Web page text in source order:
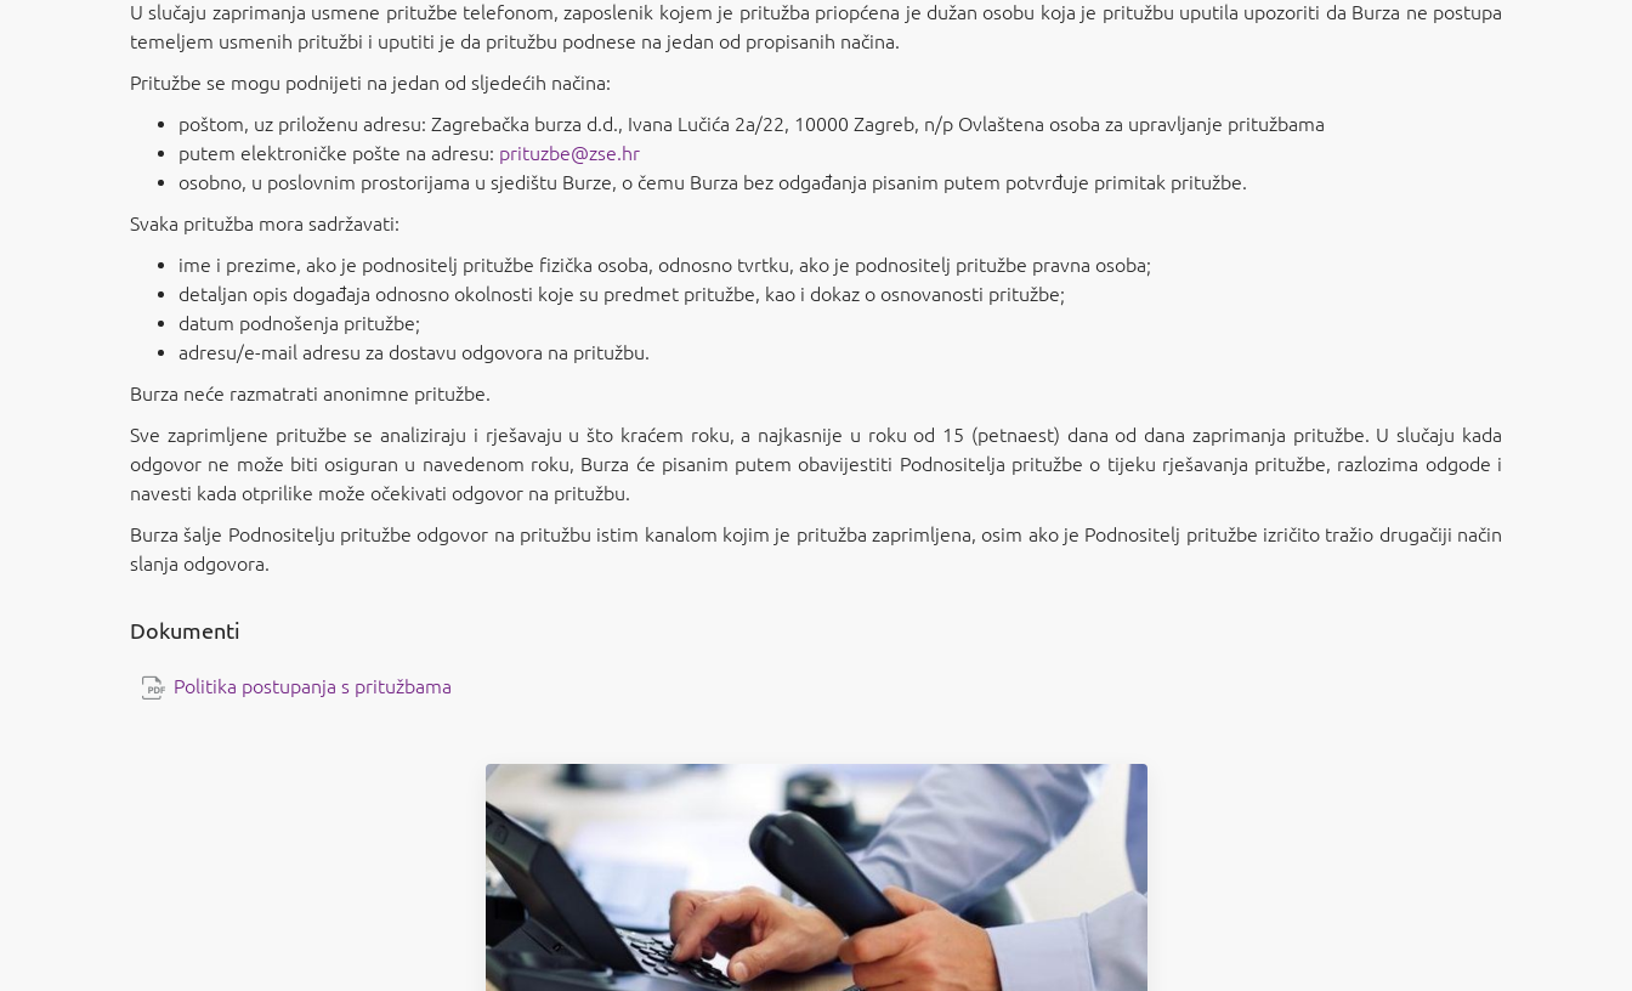
U slučaju zaprimanja usmene pritužbe telefonom, zaposlenik kojem je pritužba priopćena je dužan osobu koja je pritužbu uputila upozoriti da Burza ne postupa
temeljem usmenih pritužbi i uputiti je da pritužbu podnese na jedan od propisanih načina.
Pritužbe se mogu podnijeti na jedan od sljedećih načina:
poštom, uz priloženu adresu: Zagrebačka burza d.d., Ivana Lučića 2a/22, 10000 Zagreb, n/p Ovlaštena osoba za upravljanje pritužbama
putem elektroničke pošte na adresu: prituzbe@zse.hr
osobno, u poslovnim prostorijama u sjedištu Burze, o čemu Burza bez odgađanja pisanim putem potvrđuje primitak pritužbe.
Svaka pritužba mora sadržavati:
ime i prezime, ako je podnositelj pritužbe fizička osoba, odnosno tvrtku, ako je podnositelj pritužbe pravna osoba;
detaljan opis događaja odnosno okolnosti koje su predmet pritužbe, kao i dokaz o osnovanosti pritužbe;
datum podnošenja pritužbe;
adresu/e-mail adresu za dostavu odgovora na pritužbu.
Burza neće razmatrati anonimne pritužbe.
Sve zaprimljene pritužbe se analiziraju i rješavaju u što kraćem roku, a najkasnije u roku od 15 (petnaest) dana od dana zaprimanja pritužbe. U slučaju kada
odgovor ne može biti osiguran u navedenom roku, Burza će pisanim putem obavijestiti Podnositelja pritužbe o tijeku rješavanja pritužbe, razlozima odgode i
navesti kada otprilike može očekivati odgovor na pritužbu.
Burza šalje Podnositelju pritužbe odgovor na pritužbu istim kanalom kojim je pritužba zaprimljena, osim ako je Podnositelj pritužbe izričito tražio drugačiji način
slanja odgovora.
Dokumenti
Politika postupanja s pritužbama